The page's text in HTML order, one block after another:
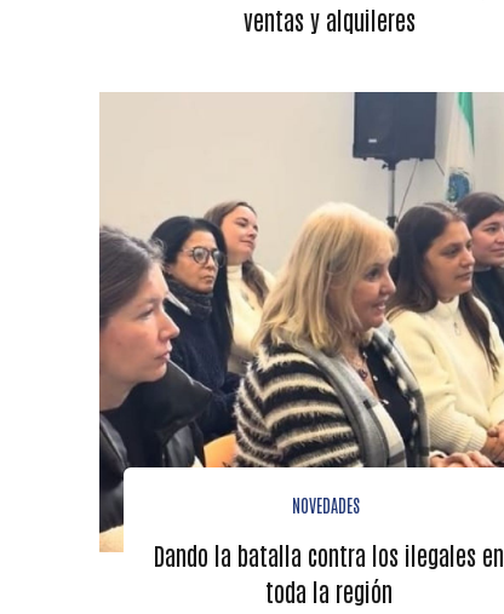
ventas y alquileres
NOVEDADES
Dando la batalla contra los ilegales en
toda la región